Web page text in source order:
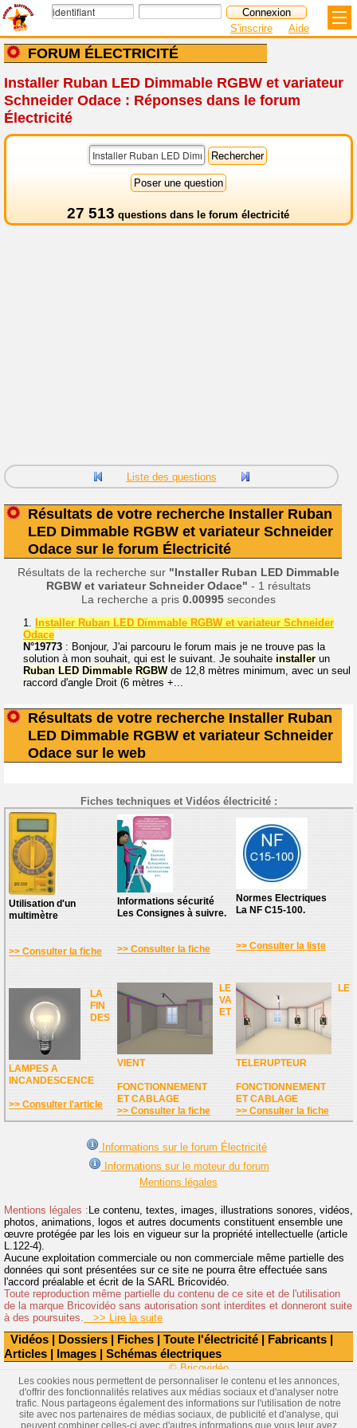
FORUM ÉLECTRICITÉ
S'inscrire Aide
Vidéos | Dossiers | Fiches | Toute l'électricité | Fabricants |
Articles | Images | Schémas électriques
Installer Ruban LED Dimmable RGBW et variateur
Schneider Odace : Réponses dans le forum
Électricité
27 513 questions dans le forum électricité
Liste des questions
Résultats de votre recherche Installer Ruban
LED Dimmable RGBW et variateur Schneider
Odace sur le forum Électricité
Résultats de la recherche sur "Installer Ruban LED Dimmable
RGBW et variateur Schneider Odace" - 1 résultats
La recherche a pris 0.00995 secondes
1. Installer Ruban LED Dimmable RGBW et variateur Schneider
Odace
N°19773 : Bonjour, J'ai parcouru le forum mais je ne trouve pas la
solution à mon souhait, qui est le suivant. Je souhaite installer un
Ruban LED Dimmable RGBWde 12,8 mètres minimum, avec un seul
raccord d'angle Droit (6 mètres +...
Résultats de votre recherche Installer Ruban
LED Dimmable RGBW et variateur Schneider
Odace sur le web
Fiches techniques et Vidéos électricité :
Utilisation d'un
multimètre
>> Consulter la fiche
Informations sécurité
Les Consignes à suivre.
>> Consulter la fiche
Normes Electriques
La NF C15-100.
>> Consulter la liste
LA
FIN
DES
LAMPES A
INCANDESCENCE
>> Consulter l'article
LE
VA
ET
VIENT
FONCTIONNEMENT
ET CABLAGE
>> Consulter la fiche
LE
TELERUPTEUR
FONCTIONNEMENT
ET CABLAGE
>> Consulter la fiche
Informations sur le forum Électricité
Informations sur le moteur du forum
Mentions légales
Mentions légales :Le contenu, textes, images, illustrations sonores, vidéos,
photos, animations, logos et autres documents constituent ensemble une
œuvre protégée par les lois en vigueur sur la propriété intellectuelle (article
L.122-4).
Aucune exploitation commerciale ou non commerciale même partielle des
données qui sont présentées sur ce site ne pourra être effectuée sans
l'accord préalable et écrit de la SARL Bricovidéo.
Toute reproduction même partielle du contenu de ce site et de l'utilisation
de la marque Bricovidéo sans autorisation sont interdites et donneront suite
à des poursuites.
>> Lire la suite
© Bricovidéo
Les cookies nous permettent de personnaliser le contenu et les annonces,
d'offrir des fonctionnalités relatives aux médias sociaux et d'analyser notre
trafic. Nous partageons également des informations sur l'utilisation de notre
site avec nos partenaires de médias sociaux, de publicité et d'analyse, qui
peuvent combiner celles-ci avec d'autres informations que vous leur avez